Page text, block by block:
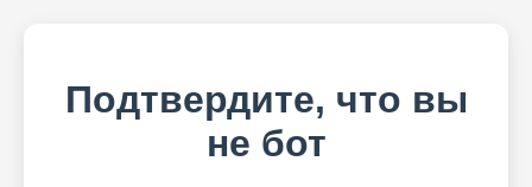
Подтвердите, что вы
не бот